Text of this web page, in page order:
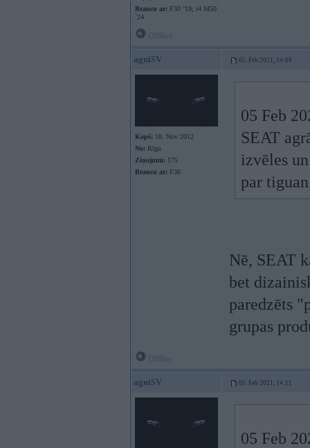
Braucu ar: F30 ‘19; i4 M50
`24
agniSV 05. Feb 2021, 14:09
Kopš: 10. Nov 2012
No: Rīga
Ziņojumi: 175
Braucu ar: F36
05 Feb
SEAT
izvēles
par
Nē, SEAT
bet
paredzēts
grupas
agniSV 05. Feb 2021, 14:11
05 Feb